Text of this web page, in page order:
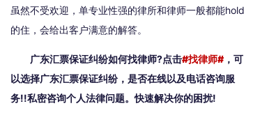
虽然不受欢迎，单专业性强的律所和律师一般都能hold
的住，会给出客户满意的解答。
广东汇票保证纠纷如何找律师?点击#找律师#，可
以选择广东汇票保证纠纷，是否在线以及电话咨询服
务!!私密咨询个人法律问题。快速解决你的困扰!